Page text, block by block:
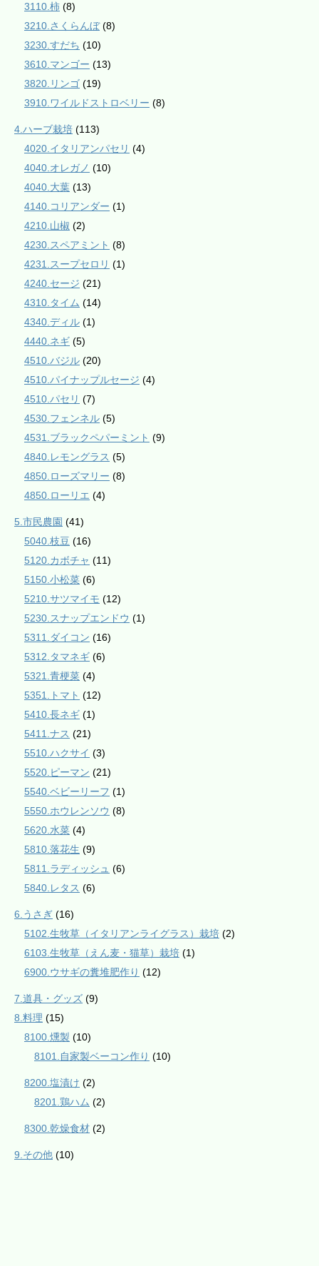
3110.柿 (8)
3210.さくらんぼ(8)
3230.すだち (10)
3610.マンゴー (13)
3820.リンゴ (19)
3910.ワイルドストロベリー (8)
4.ハーブ栽培 (113)
4020.イタリアンパセリ (4)
4040.オレガノ (10)
4040.大葉 (13)
4140.コリアンダー (1)
4210.山椒 (2)
4230.スペアミント (8)
4231.スープセロリ (1)
4240.セージ (21)
4310.タイム (14)
4340.ディル (1)
4440.ネギ (5)
4510.バジル (20)
4510.パイナップルセージ (4)
4510.パセリ (7)
4530.フェンネル (5)
4531.ブラックペパーミント (9)
4840.レモングラス (5)
4850.ローズマリー (8)
4850.ローリエ (4)
5.市民農園 (41)
5040.枝豆 (16)
5120.カボチャ (11)
5150.小松菜 (6)
5210.サツマイモ (12)
5230.スナップエンドウ (1)
5311.ダイコン (16)
5312.タマネギ (6)
5321.青梗菜 (4)
5351.トマト (12)
5410.長ネギ (1)
5411.ナス (21)
5510.ハクサイ (3)
5520.ピーマン (21)
5540.ベビーリーフ (1)
5550.ホウレンソウ (8)
5620.水菜 (4)
5810.落花生 (9)
5811.ラディッシュ (6)
5840.レタス (6)
6.うさぎ (16)
5102.生牧草（イタリアンライグラス）栽培 (2)
6103.生牧草（えん麦・猫草）栽培 (1)
6900.ウサギの糞堆肥作り (12)
7.道具・グッズ (9)
8.料理 (15)
8100.燻製 (10)
8101.自家製ベーコン作り (10)
8200.塩漬け (2)
8201.鶏ハム (2)
8300.乾燥食材 (2)
9.その他 (10)